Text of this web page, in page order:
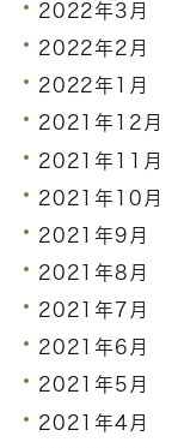
2022年3月
2022年2月
2022年1月
2021年12月
2021年11月
2021年10月
2021年9月
2021年8月
2021年7月
2021年6月
2021年5月
2021年4月